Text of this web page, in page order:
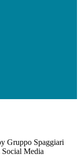
Gruppo Spaggiari
Media